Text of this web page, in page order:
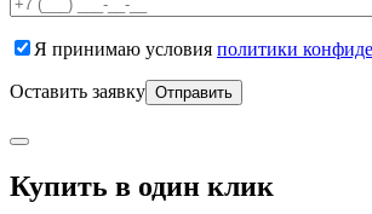
Я принимаю условия политики
Оставить заявку
Купить в один клик